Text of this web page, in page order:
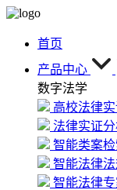
首页
产品中心
数字法学
高校法律
法律实证
智能类案检
智能法律
智能法律专